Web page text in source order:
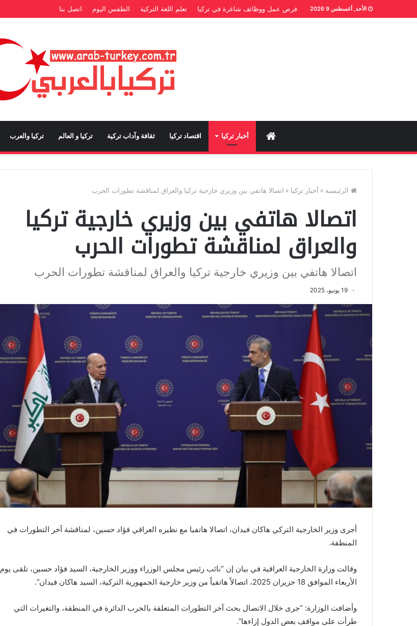
الأحد, أغسطس 9 2026 فرص عمل ووظائف شاغرة في تركيا تعلم اللغة التركية الطقس اليوم اتصل بنا
Home أخبار تركيا اقتصاد تركيا ثقافة وآداب تركية تركيا و العالم تركيا والعرب
الرئيسية » أخبار تركيا » اتصالا هاتفي بين وزيري خارجية تركيا والعراق لمناقشة تطورات الحرب
اتصالا هاتفي بين وزيري خارجية تركيا
والعراق لمناقشة تطورات الحرب
اتصالا هاتفي بين وزيري خارجية تركيا والعراق لمناقشة تطورات الحرب
19 يونيو، 2025
أجرى وزير الخارجية التركي هاكان فيدان، اتصالا هاتفيا مع نظيره العراقي فؤاد حسين، لمناقشة آخر التطورات في
المنطقة.
وقالت وزارة الخارجية العراقية في بيان إن “نائب رئيس مجلس الوزراء ووزير الخارجية، السيد فؤاد حسين، تلقى يوم
الأربعاء الموافق 18 حزيران 2025، اتصالاً هاتفياً من وزير خارجية الجمهورية التركية، السيد هاكان فيدان”.
وأضافت الوزارة: “جرى خلال الاتصال بحث آخر التطورات المتعلقة بالحرب الدائرة في المنطقة، والتغيرات التي
طرأت على مواقف بعض الدول إزاءها”.